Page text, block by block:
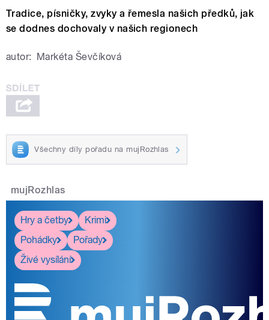
Tradice, písničky, zvyky a řemesla našich předků, jak
se dodnes dochovaly v našich regionech
autor: Markéta Ševčíková
Všechny díly pořadu na mujRozhlas
mujRozhlas
Hry a četby
Krimi
Pohádky
Pořady
Živé vysílání